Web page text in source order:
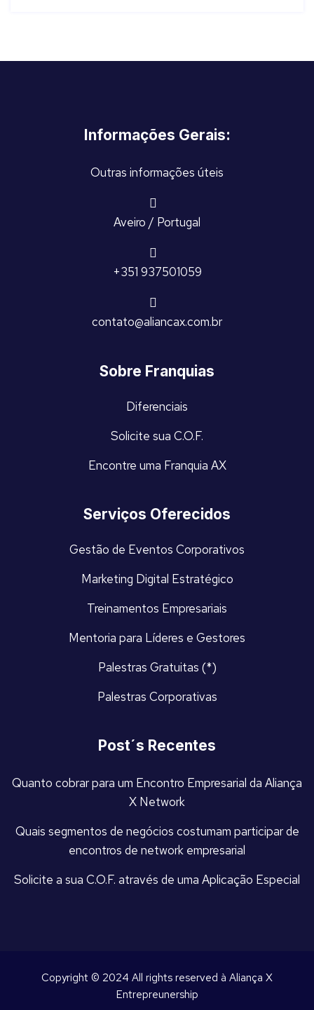
Informações Gerais:
Outras informações úteis
Aveiro / Portugal
+351 937501059
contato@aliancax.com.br
Sobre Franquias
Diferenciais
Solicite sua C.O.F.
Encontre uma Franquia AX
Serviços Oferecidos
Gestão de Eventos Corporativos
Marketing Digital Estratégico
Treinamentos Empresariais
Mentoria para Líderes e Gestores
Palestras Gratuitas (*)
Palestras Corporativas
Post´s Recentes
Quanto cobrar para um Encontro Empresarial da Aliança
X Network
Quais segmentos de negócios costumam participar de
encontros de network empresarial
Solicite a sua C.O.F. através de uma Aplicação Especial
Copyright © 2024 All rights reserved à Aliança X
Entrepreunership